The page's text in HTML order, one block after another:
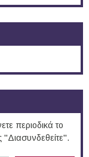
περιοδικά το